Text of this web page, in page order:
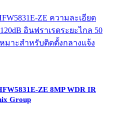
ZE 8MP WDR IR
Group